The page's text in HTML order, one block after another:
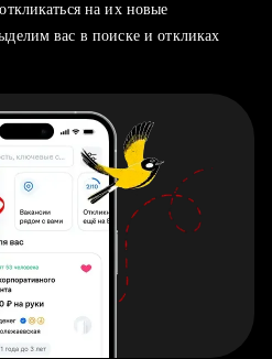
на их новые
вас в поиске и откликах